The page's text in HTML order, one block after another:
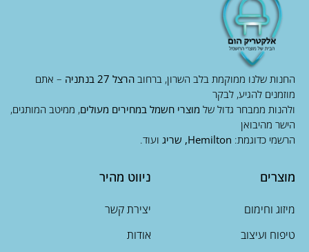
החנות שלנו ממוקמת בלב השרון, ברחוב הרצל 27 בנתניה
– אתם
מוזמנים להגיע, לבקר
ולהנות ממבחר גדול של מוצרי חשמל במחירים מעולים, ממיטב המותגים,
הישר מהיבואן
הרשמי כדוגמת: Hemilton, שריג ועוד.
מוצרים
מיזוג וחימום
טיפוח ועיצוב
ניווט מהיר
יצירת קשר
אודות